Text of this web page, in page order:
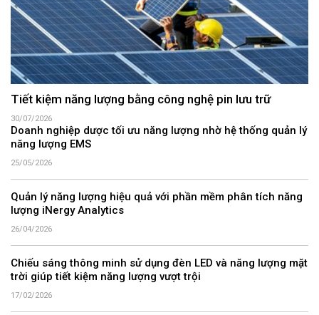
Tiết kiệm năng lượng bằng công nghệ pin lưu trữ
30/07/2026
Doanh nghiệp dược tối ưu năng lượng nhờ hệ thống quản lý
năng lượng EMS
25/05/2026
Quản lý năng lượng hiệu quả với phần mềm phân tích năng
lượng iNergy Analytics
26/04/2026
Chiếu sáng thông minh sử dụng đèn LED và năng lượng mặt
trời giúp tiết kiệm năng lượng vượt trội
17/02/2026